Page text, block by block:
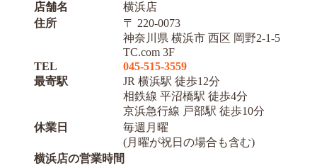
店舗名
横浜店
住所
〒 220-0073
神奈川県 横浜市 西区 岡野2-1-5
TC.com 3F
TEL
045-515-3559
最寄駅
JR 横浜駅 徒歩12分
相鉄線 平沼橋駅 徒歩4分
京浜急行線 戸部駅 徒歩10分
休業日
毎週月曜
(月曜が祝日の場合も含む)
横浜店の営業時間